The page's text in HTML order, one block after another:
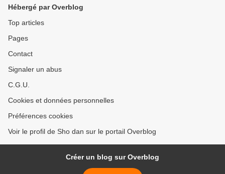
Hébergé par Overblog
Top articles
Pages
Contact
Signaler un abus
C.G.U.
Cookies et données personnelles
Préférences cookies
Voir le profil de Sho dan sur le portail Overblog
Créer un blog sur Overblog